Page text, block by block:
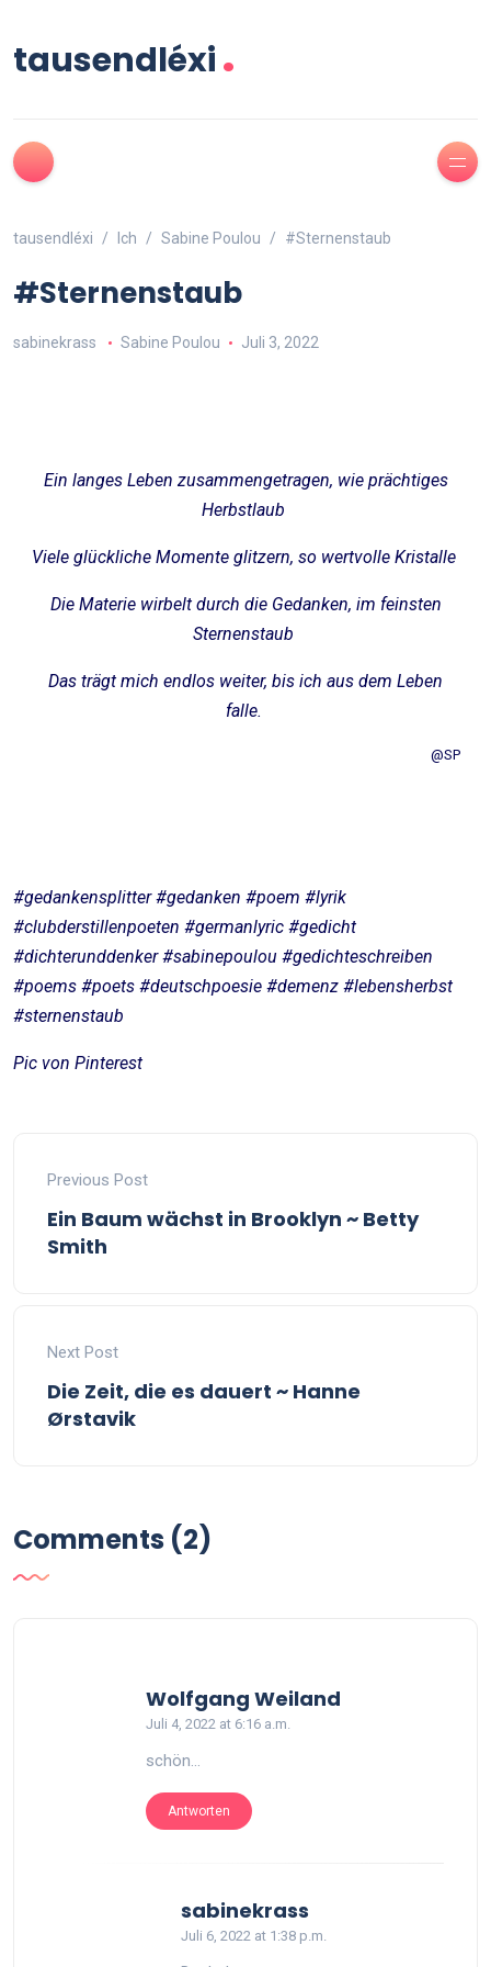
tausendléxi.
tausendléxi Ich Sabine Poulou #Sternenstaub
#Sternenstaub
sabinekrass Sabine Poulou Juli 3, 2022
Ein langes Leben zusammengetragen, wie prächtiges
Herbstlaub
Viele glückliche Momente glitzern, so wertvolle Kristalle
Die Materie wirbelt durch die Gedanken, im feinsten
Sternenstaub
Das trägt mich endlos weiter, bis ich aus dem Leben
falle.
@SP
#gedankensplitter #gedanken #poem #lyrik
#clubderstillenpoeten #germanlyric #gedicht
#dichterunddenker #sabinepoulou #gedichteschreiben
#poems #poets #deutschpoesie #demenz #lebensherbst
#sternenstaub
Pic von Pinterest
Previous Post
Ein Baum wächst in Brooklyn ~ Betty
Smith
Next Post
Die Zeit, die es dauert ~ Hanne
Ørstavik
Comments (2)
Wolfgang Weiland
Juli 4, 2022 at 6:16 a.m.
schön…
Antworten
sabinekrass
Juli 6, 2022 at 1:38 p.m.